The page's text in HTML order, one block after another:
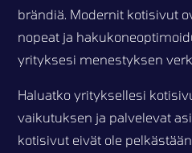
brändiä. Modernit kotisivut
nopeat ja
yrityksesi menestyksen
Haluatko yrityksellesi
vaikutuksen ja palvelevat
kotisivut eivät ole